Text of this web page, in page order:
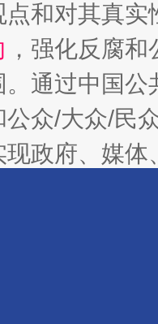
一纸欠
和对其真实
，强化反腐
通过中国
众/大众/民
政府、媒